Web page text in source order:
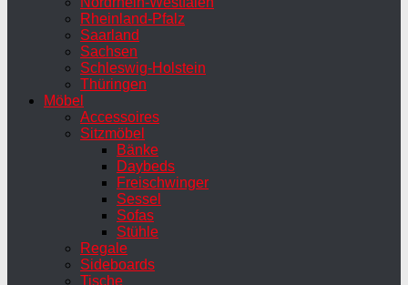
Rheinland-Pfalz
Saarland
Sachsen
Schleswig-Holstein
Thüringen
Möbel
Accessoires
Sitzmöbel
Bänke
Daybeds
Freischwinger
Sessel
Sofas
Stühle
Regale
Sideboards
Tische